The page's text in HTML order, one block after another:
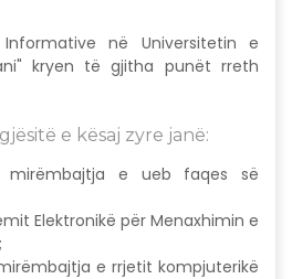
në Universitetin e
kryen të gjitha punët rreth
e kësaj zyre janë:
mirëmbajtja e ueb faqes së
Elektronikë për Menaxhimin e
e rrjetit kompjuterikë